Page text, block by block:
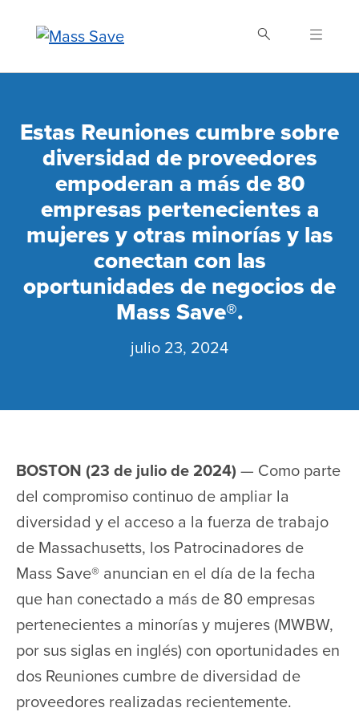
content
Estas Reuniones cumbre sobre
diversidad de proveedores
empoderan a más de 80
empresas pertenecientes a
mujeres y otras minorías y las
conectan con las
oportunidades de negocios de
Mass Save®.
julio 23, 2024
BOSTON (23 de julio de 2024) — Como parte
del compromiso continuo de ampliar la
diversidad y el acceso a la fuerza de trabajo
de Massachusetts, los Patrocinadores de
Mass Save® anuncian en el día de la fecha
que han conectado a más de 80 empresas
pertenecientes a minorías y mujeres (MWBW,
por sus siglas en inglés) con oportunidades en
dos Reuniones cumbre de diversidad de
proveedores realizadas recientemente.